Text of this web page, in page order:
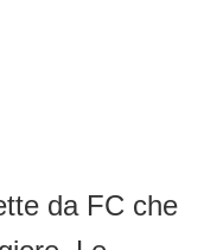
da FC che